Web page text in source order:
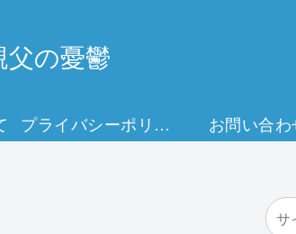
父の憂鬱
プライバシーポリシー お問い合わ